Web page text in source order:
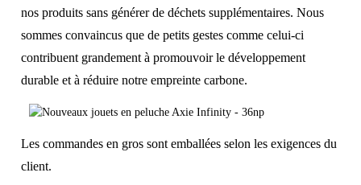
nos produits sans générer de déchets supplémentaires. Nous
sommes convaincus que de petits gestes comme celui-ci
contribuent grandement à promouvoir le développement
durable et à réduire notre empreinte carbone.
Les commandes en gros sont emballées selon les exigences du
client.